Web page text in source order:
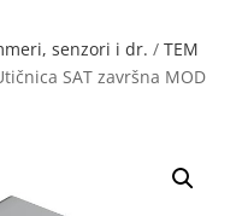
senzori i dr. /TEM
SAT završna MOD